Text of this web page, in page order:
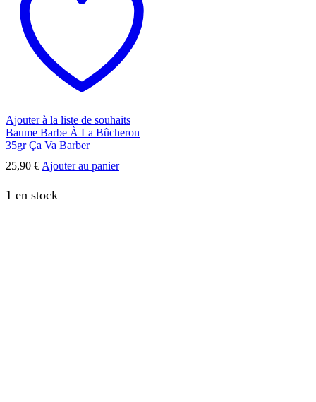
Ajouter à la liste de souhaits
Baume Barbe À La Bûcheron
35gr Ça Va Barber
25,90 € Ajouter au panier
1 en stock